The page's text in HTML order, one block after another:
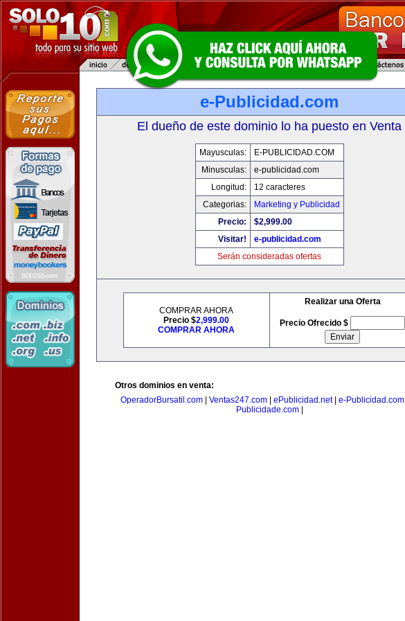
e-Publicidad.com
El dueño de este dominio lo ha puesto en Venta
Mayusculas:
E-PUBLICIDAD.COM
Minusculas:
e-publicidad.com
Longitud:
12 caracteres
Categorias:
Marketing y Publicidad
Precio:
$2,999.00
Visitar!
e-publicidad.com
Serán consideradas ofertas
COMPRAR AHORA
Precio $2,999.00
COMPRAR AHORA
Realizar una Oferta
Precio Ofrecido $
Otros dominios en venta:
OperadorBursatil.com
Ventas247.com ePublicidad.net| e-Publicidad.com
Publicidade.com|